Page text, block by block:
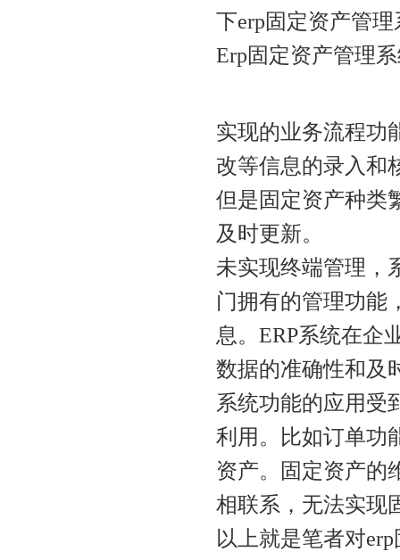
下erp固定资产管
Erp固定资产管理
实现的业务流程功
改等信息的录入和
但是固定资产种类
及时更新。
未实现终端管理，
门拥有的管理功能
息。ERP系统在企
数据的准确性和及
系统功能的应用受
利用。比如订单功
资产。固定资产的
相联系，无法实现
以上就是笔者对